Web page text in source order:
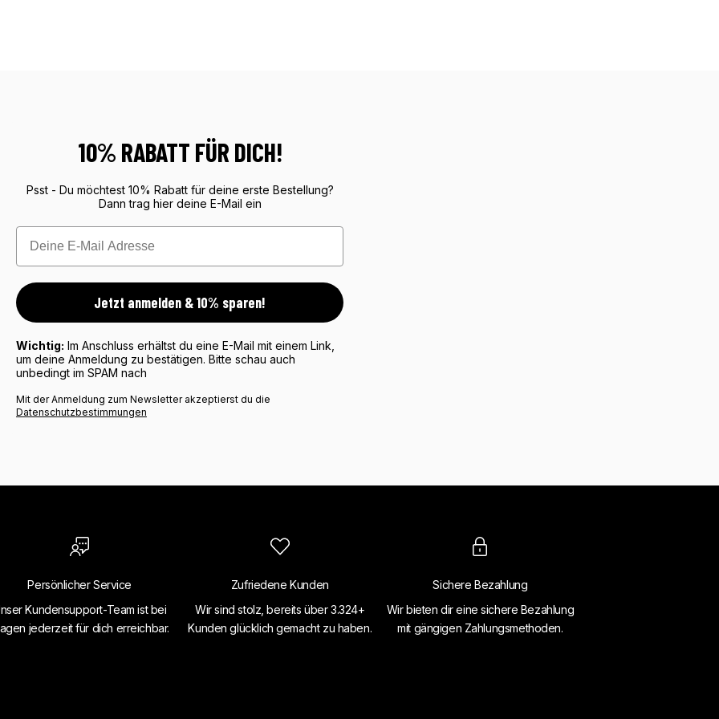
10% RABATT FÜR DICH!
Psst - Du möchtest 10% Rabatt für deine erste Bestellung?
Dann trag hier deine E-Mail ein
Email
Jetzt anmelden & 10% sparen!
Wichtig: Im Anschluss erhältst du eine E-Mail mit einem Link,
um deine Anmeldung zu bestätigen. Bitte schau auch
unbedingt im SPAM nach
Mit der Anmeldung zum Newsletter akzeptierst du die
Datenschutzbestimmungen
Persönlicher Service
Kundensupport-Team ist bei
jederzeit für dich erreichbar.
Zufriedene Kunden
Wir sind stolz, bereits über 3.324+
Kunden glücklich gemacht zu haben.
Sichere Bezahlung
Wir bieten dir eine sichere Bezahlung
mit gängigen Zahlungsmethoden.